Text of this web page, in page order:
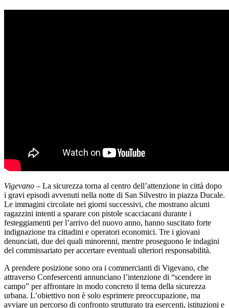
Vigevano – La sicurezza torna al centro dell’attenzione in città dopo
i gravi episodi avvenuti nella notte di San Silvestro in piazza Ducale.
Le immagini circolate nei giorni successivi, che mostrano alcuni
ragazzini intenti a sparare con pistole scacciacani durante i
festeggiamenti per l’arrivo del nuovo anno, hanno suscitato forte
indignazione tra cittadini e operatori economici. Tre i giovani
denunciati, due dei quali minorenni, mentre proseguono le indagini
del commissariato per accertare eventuali ulteriori responsabilità.
A prendere posizione sono ora i commercianti di Vigevano, che
attraverso Confesercenti annunciano l’intenzione di “scendere in
campo” per affrontare in modo concreto il tema della sicurezza
urbana. L’obiettivo non è solo esprimere preoccupazione, ma
avviare un percorso di confronto strutturato tra esercenti, istituzioni e